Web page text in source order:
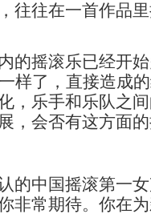
往往在一首作品
摇滚乐已经开始
样了，直接造成
，乐手和乐队之
，会否有这方面
中国摇滚第一女
非常期待。你在